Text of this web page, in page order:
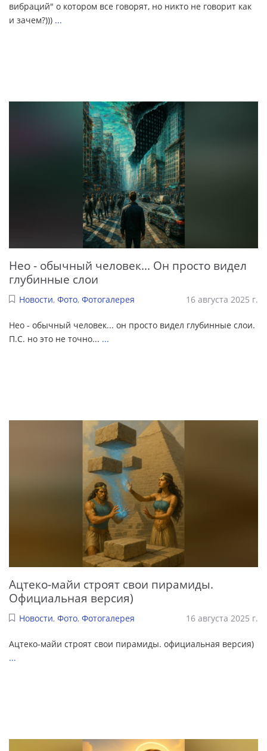
вибраций" о котором все говорят, но никто не говорит как
и зачем?))) ...
Нео - обычный человек... Он просто видел
глубинные слои
Новости, Фото, Фотогалерея 16 августа 2025 г.
Нео - обычный человек... он просто видел глубинные слои.
П.С. но это не точно... ...
Ацтеко-майи строят свои пирамиды.
Официальная версия)
Новости, Фото, Фотогалерея 16 августа 2025 г.
Ацтеко-майи строят свои пирамиды. официальная версия)
...